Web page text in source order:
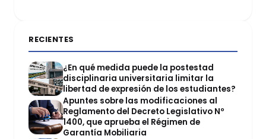
RECIENTES
¿En qué medida puede la postestad
disciplinaria universitaria limitar la
libertad de expresión de los estudiantes?
Apuntes sobre las modificaciones al
Reglamento del Decreto Legislativo Nº
1400, que aprueba el Régimen de
Garantía Mobiliaria